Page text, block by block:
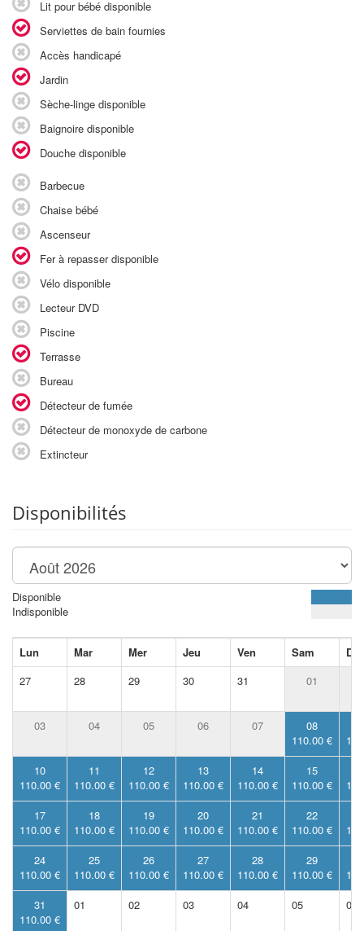
Lit pour bébé disponible
Serviettes de bain fournies
Accès handicapé
Jardin
Sèche-linge disponible
Baignoire disponible
Douche disponible
Barbecue
Chaise bébé
Ascenseur
Fer à repasser disponible
Vélo disponible
Lecteur DVD
Piscine
Terrasse
Bureau
Détecteur de fumée
Détecteur de monoxyde de carbone
Extincteur
Disponibilités
Disponible
Indisponible
Lun Mar Mer Jeu Ven Sam
27
28 29 30 31 01
03 04 05 06 07
08
110.00 €
10
110.00 €
11
110.00 €
12
110.00 €
13
110.00 €
14
110.00 €
15
110.00 €
17
110.00 €
18
110.00 €
19
110.00 €
20
110.00 €
21
110.00 €
22
110.00 €
24
110.00 €
25
110.00 €
26
110.00 €
27
110.00 €
28
110.00 €
29
110.00 €
31
110.00 €
01 02 03 04 05 06